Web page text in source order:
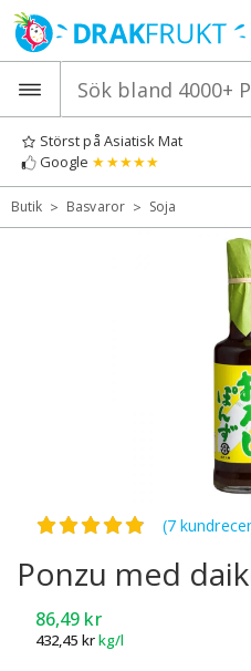
Hoppa
till
innehåll
Störst på Asiatisk Mat
Google ★★★★★
Butik > Basvaror > Soja
Betygsatt4.86av 5
(7
Ponzu med
86,49 kr
432,45 krkg/l